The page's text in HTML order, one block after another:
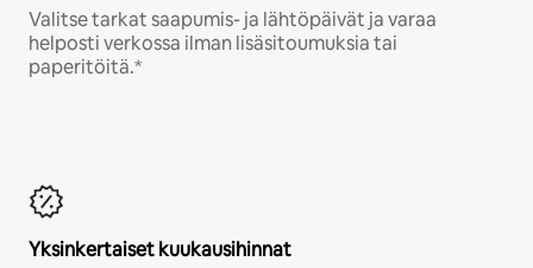
Valitse tarkat saapumis- ja lähtöpäivät ja varaa
helposti verkossa ilman lisäsitoumuksia tai
paperitöitä.*
Yksinkertaiset kuukausihinnat